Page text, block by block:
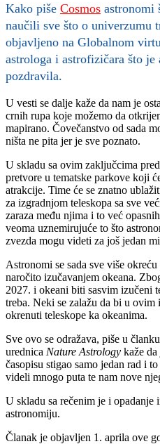
Kako piše Cosmos astronomi
naučili sve što o univerzumu
objavljeno na Globalnom
astrologa i astrofizičara što je
pozdravila.
U vesti se dalje kaže da nam je
crnih rupa koje možemo da
mapirano. Čovečanstvo od sada
ništa ne pita jer je sve poznato.
U skladu sa ovim zaključcima
pretvore u tematske parkove koji
atrakcije. Time će se znatno
za izgradnjom teleskopa sa sve
zaraza među njima i to već
veoma uznemirujuće to što
zvezda mogu videti za još jedan
Astronomi se sada sve više
naročito izučavanjem okeana.
2027. i okeani biti sasvim izučeni
treba. Neki se zalažu da bi u
okrenuti teleskope ka okeanima.
Sve ovo se odražava, piše u
urednica Nature Astrology kaže
časopisu stigao samo jedan rad i
videli mnogo puta te nam nove
U skladu sa rečenim je i opadanje
astronomiju.
Članak je objavljen 1. aprila ove